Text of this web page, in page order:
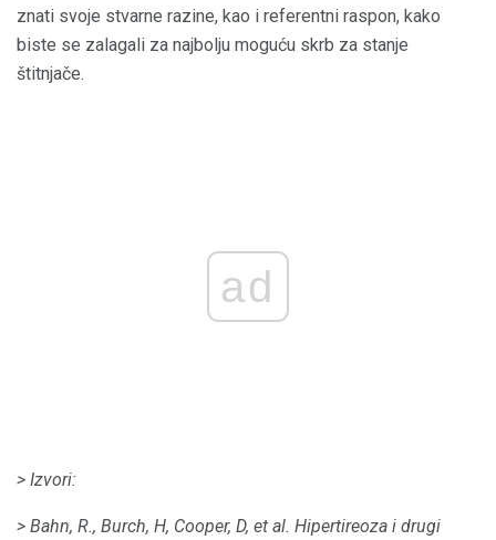
znati svoje stvarne razine, kao i referentni raspon, kako
biste se zalagali za najbolju moguću skrb za stanje
štitnjače.
ad
> Izvori:
> Bahn, R., Burch, H, Cooper, D, et al. Hipertireoza i drugi